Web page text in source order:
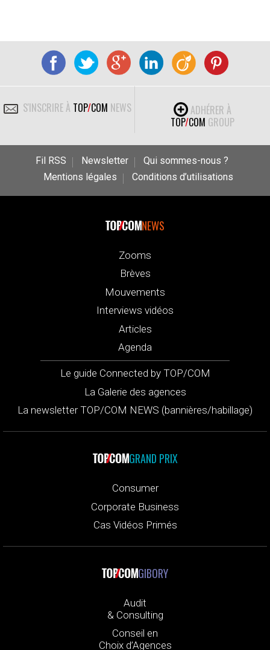
S'INSCRIRE À TOP/COM NEWS
ADHÉRER À
TOP/COM GROUP
Fil RSS Newsletter
Qui sommes-nous ?
Mentions légales
Conditions d’utilisations
NEWS
Zooms
Brèves
Mouvements
Interviews vidéos
Articles
Agenda
Le guide Connected by TOP/COM
La Galerie des agences
La newsletter TOP/COM NEWS (bannières/habillage)
GRAND PRIX
Consumer
Corporate Business
Cas Vidéos Primés
GIBORY
Audit
& Consulting
Conseil en
Choix d’Agences